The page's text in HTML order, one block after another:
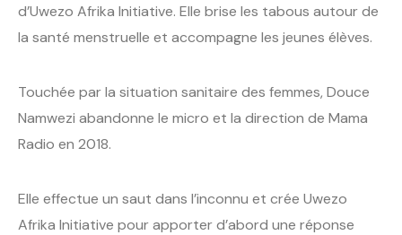
d’Uwezo Afrika Initiative. Elle brise les tabous autour de
la santé menstruelle et accompagne les jeunes élèves.
Touchée par la situation sanitaire des femmes, Douce
Namwezi abandonne le micro et la direction de Mama
Radio en 2018.
Elle effectue un saut dans l’inconnu et crée Uwezo
Afrika Initiative pour apporter d’abord une réponse